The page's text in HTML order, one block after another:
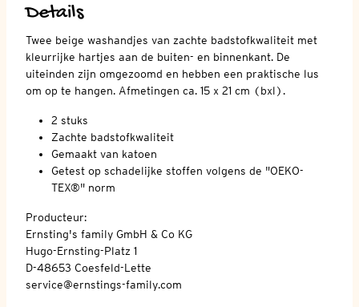
Details
Twee beige washandjes van zachte badstofkwaliteit met
kleurrijke hartjes aan de buiten- en binnenkant. De
uiteinden zijn omgezoomd en hebben een praktische lus
om op te hangen. Afmetingen ca. 15 x 21 cm (bxl).
2 stuks
Zachte badstofkwaliteit
Gemaakt van katoen
Getest op schadelijke stoffen volgens de "OEKO-
TEX®" norm
Producteur:
Ernsting's family GmbH & Co KG
Hugo-Ernsting-Platz 1
D-48653 Coesfeld-Lette
service@ernstings-family.com